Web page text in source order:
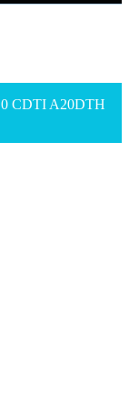
CDTI A20DTH